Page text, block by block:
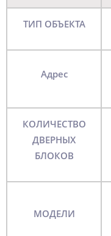
ТИП ОБЪЕКТА
Адрес
КОЛИЧЕСТВО
ДВЕРНЫХ
БЛОКОВ
МОДЕЛИ